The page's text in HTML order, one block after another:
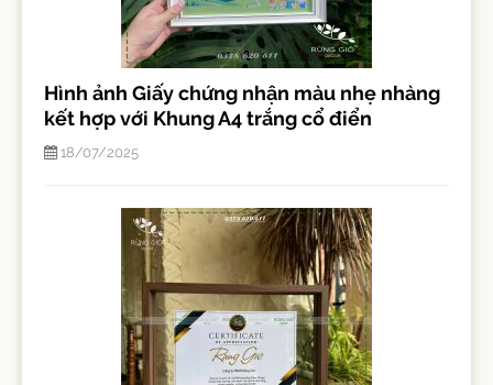
Hình ảnh Giấy chứng nhận màu nhẹ nhàng
kết hợp với Khung A4 trắng cổ điển
18/07/2025